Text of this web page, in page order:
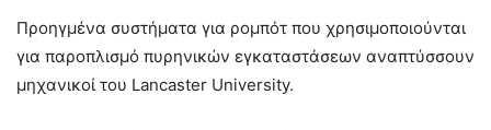
Προηγμένα συστήματα για ρομπότ που χρησιμοποιούνται
για παροπλισμό πυρηνικών εγκαταστάσεων αναπτύσσουν
μηχανικοί του Lancaster University.